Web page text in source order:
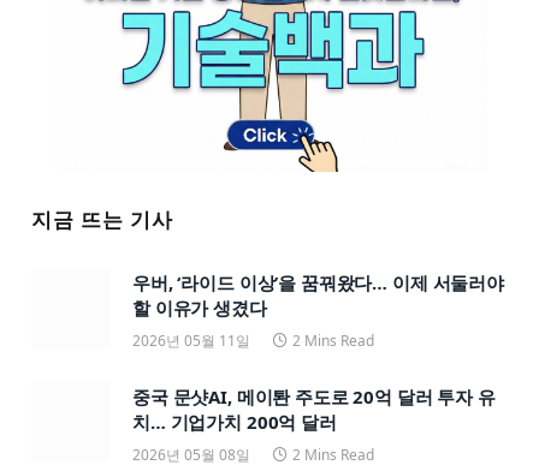
지금 뜨는 기사
우버, ‘라이드 이상’을 꿈꿔왔다… 이제 서둘러야
할 이유가 생겼다
2026년 05월 11일 2 Mins Read
중국 문샷AI, 메이퇀 주도로 20억 달러 투자 유
치… 기업가치 200억 달러
2026년 05월 08일 2 Mins Read